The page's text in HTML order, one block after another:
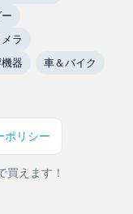
ラ
器
車＆バイク
ポリシー
えます！